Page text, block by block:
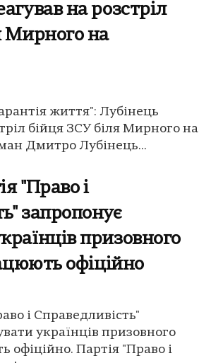
на розстріл
Мирного на
життя": Лубінець
бійця ЗСУ біля Мирного на
Дмитро Лубінець...
"Право і
запропонує
призовного
офіційно
і Справедливість"
українців призовного
офіційно. Партія "Право і